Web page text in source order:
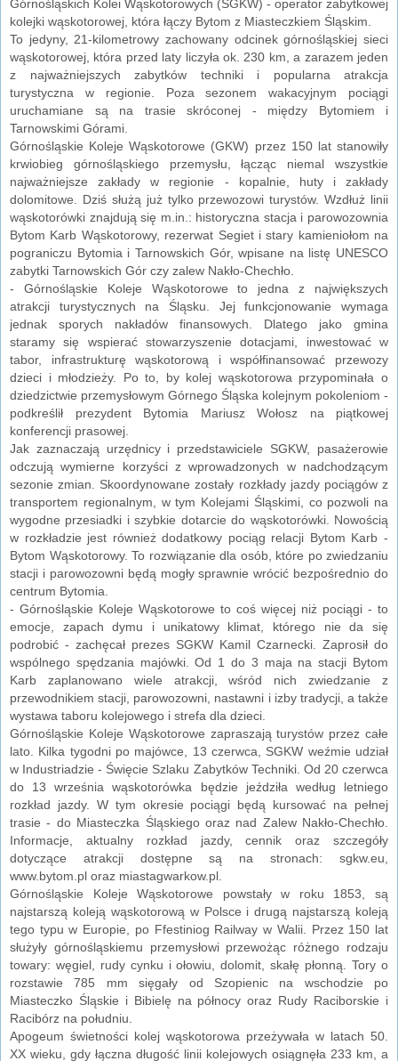
Górnośląskich Kolei Wąskotorowych (SGKW) - operator zabytkowej
kolejki wąskotorowej, która łączy Bytom z Miasteczkiem Śląskim.
To jedyny, 21-kilometrowy zachowany odcinek górnośląskiej sieci
wąskotorowej, która przed laty liczyła ok. 230 km, a zarazem jeden
z najważniejszych zabytków techniki i popularna atrakcja
turystyczna w regionie. Poza sezonem wakacyjnym pociągi
uruchamiane są na trasie skróconej - między Bytomiem i
Tarnowskimi Górami.
Górnośląskie Koleje Wąskotorowe (GKW) przez 150 lat stanowiły
krwiobieg górnośląskiego przemysłu, łącząc niemal wszystkie
najważniejsze zakłady w regionie - kopalnie, huty i zakłady
dolomitowe. Dziś służą już tylko przewozowi turystów. Wzdłuż linii
wąskotorówki znajdują się m.in.: historyczna stacja i parowozownia
Bytom Karb Wąskotorowy, rezerwat Segiet i stary kamieniołom na
pograniczu Bytomia i Tarnowskich Gór, wpisane na listę UNESCO
zabytki Tarnowskich Gór czy zalew Nakło-Chechło.
- Górnośląskie Koleje Wąskotorowe to jedna z największych
atrakcji turystycznych na Śląsku. Jej funkcjonowanie wymaga
jednak sporych nakładów finansowych. Dlatego jako gmina
staramy się wspierać stowarzyszenie dotacjami, inwestować w
tabor, infrastrukturę wąskotorową i współfinansować przewozy
dzieci i młodzieży. Po to, by kolej wąskotorowa przypominała o
dziedzictwie przemysłowym Górnego Śląska kolejnym pokoleniom -
podkreślił prezydent Bytomia Mariusz Wołosz na piątkowej
konferencji prasowej.
Jak zaznaczają urzędnicy i przedstawiciele SGKW, pasażerowie
odczują wymierne korzyści z wprowadzonych w nadchodzącym
sezonie zmian. Skoordynowane zostały rozkłady jazdy pociągów z
transportem regionalnym, w tym Kolejami Śląskimi, co pozwoli na
wygodne przesiadki i szybkie dotarcie do wąskotorówki. Nowością
w rozkładzie jest również dodatkowy pociąg relacji Bytom Karb -
Bytom Wąskotorowy. To rozwiązanie dla osób, które po zwiedzaniu
stacji i parowozowni będą mogły sprawnie wrócić bezpośrednio do
centrum Bytomia.
- Górnośląskie Koleje Wąskotorowe to coś więcej niż pociągi - to
emocje, zapach dymu i unikatowy klimat, którego nie da się
podrobić - zachęcał prezes SGKW Kamil Czarnecki. Zaprosił do
wspólnego spędzania majówki. Od 1 do 3 maja na stacji Bytom
Karb zaplanowano wiele atrakcji, wśród nich zwiedzanie z
przewodnikiem stacji, parowozowni, nastawni i izby tradycji, a także
wystawa taboru kolejowego i strefa dla dzieci.
Górnośląskie Koleje Wąskotorowe zapraszają turystów przez całe
lato. Kilka tygodni po majówce, 13 czerwca, SGKW weźmie udział
w Industriadzie - Święcie Szlaku Zabytków Techniki. Od 20 czerwca
do 13 września wąskotorówka będzie jeździła według letniego
rozkład jazdy. W tym okresie pociągi będą kursować na pełnej
trasie - do Miasteczka Śląskiego oraz nad Zalew Nakło-Chechło.
Informacje, aktualny rozkład jazdy, cennik oraz szczegóły
dotyczące atrakcji dostępne są na stronach: sgkw.eu,
www.bytom.pl oraz miastagwarkow.pl.
Górnośląskie Koleje Wąskotorowe powstały w roku 1853, są
najstarszą koleją wąskotorową w Polsce i drugą najstarszą koleją
tego typu w Europie, po Ffestiniog Railway w Walii. Przez 150 lat
służyły górnośląskiemu przemysłowi przewożąc różnego rodzaju
towary: węgiel, rudy cynku i ołowiu, dolomit, skałę płonną. Tory o
rozstawie 785 mm sięgały od Szopienic na wschodzie po
Miasteczko Śląskie i Bibielę na północy oraz Rudy Raciborskie i
Racibórz na południu.
Apogeum świetności kolej wąskotorowa przeżywała w latach 50.
XX wieku, gdy łączna długość linii kolejowych osiągnęła 233 km, a